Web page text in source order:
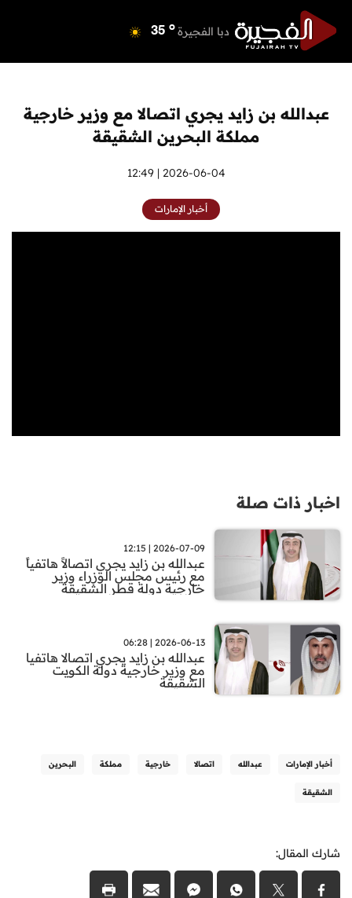
دبا الفجيرة 35 o
أم القيوين o
راس الخيمة 40 o
الفجيرة 34 o
عبدالله بن زايد يجري اتصالا مع وزير خارجية
مملكة البحرين الشقيقة
2026-06-04 | 12:49
أخبار الإمارات
اخبار ذات صلة
2026-07-09 | 12:15
عبدالله بن زايد يجري اتصالاً هاتفياً
مع رئيس مجلس الوزراء وزير
خارجية دولة قطر الشقيقة
2026-06-13 | 06:28
عبدالله بن زايد يجري اتصالا هاتفيا
مع وزير خارجية دولة الكويت
الشقيقة
أخبار الإمارات عبدالله اتصالا خارجية مملكة البحرين
الشقيقة
شارك المقال: